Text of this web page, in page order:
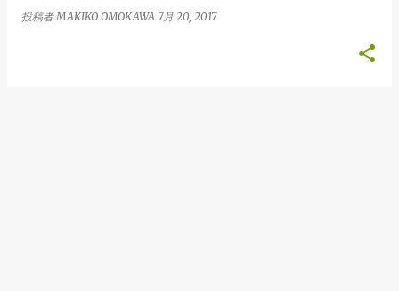
投稿者MAKIKO OMOKAWA 7月 20, 2017